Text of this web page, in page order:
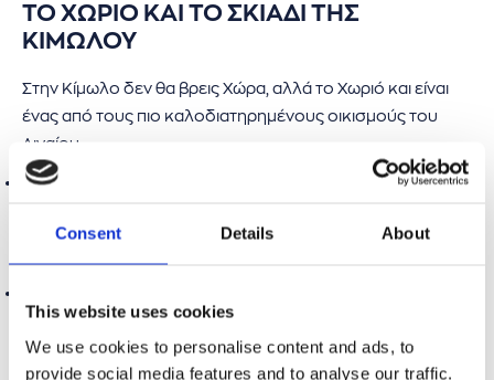
Consent Details About
This website uses cookies
We use cookies to personalise content and ads, to
provide social media features and to analyse our traffic.
ΤΟ ΧΩΡΙΟ ΚΑΙ ΤΟ ΣΚΙΑΔΙ ΤΗΣ
ΚΙΜΩΛΟΥ
Στην Κίμωλο δεν θα βρεις Χώρα, αλλά το Χωριό και είναι
ένας από τους πιο καλοδιατηρημένους οικισμούς του
Αιγαίου.
Το Κάστρο της Κιμώλου:
ο μεσαιωνικός πυρήνας του
σπίτια που οι εξωτερικοί τους τοίχοι λειτουργούσαν σαν
τείχη προστασίας.
πέτρινο «μανιτάρι» στη μέση ενός πλατώματος,
δημιούργημα της διάβρωσης της πέτρας από τον αέρα.
Travel Ferry tip: Η πεζοπορία μέχρι το Σκιάδι διαρκεί 35-45